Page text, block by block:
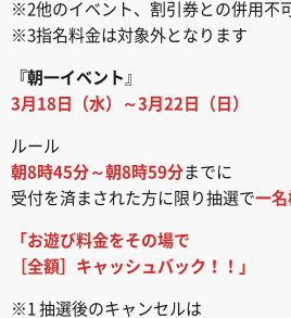
※2他のイベント、割引券との併用不
※3指名料金は対象外となります
『朝一イベント 』
3月18日（水）～3月22日（日）
ルール
朝8時45分～朝8時59分までに
受付を済まされた方に限り抽選で一名
「お遊び料金をその場で
［全額］キャッシュバック！！」
※1 抽選後のキャンセルは